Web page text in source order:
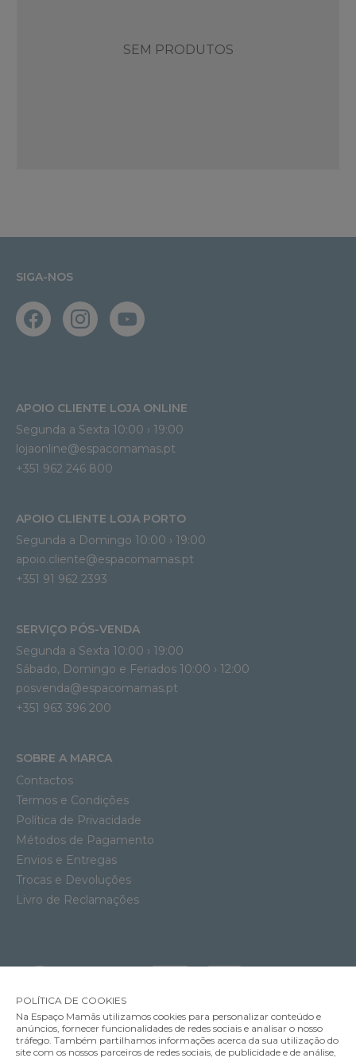
SEM PRODUTOS
SIGA-NOS
APOIO CLIENTE LOJA ONLINE
Segunda a Sexta 10:00 › 19:00
lojaonline@espacomamas.pt
+351 962 246 800
APOIO CLIENTE LOJA PORTO
Segunda a Domingo 10:00 › 19:00
apoio.cliente@espacomamas.pt
+351 91 962 2393
SERVIÇO PÓS-VENDA
Segunda a Sexta 10:00 › 19:00
Sábado, Domingo e Feriados 10:00 › 12:00
posvenda@espacomamas.pt
+351 963 396 200
SOBRE A MARCA
Contactos
Termos e Condições
Política de Privacidade
Métodos de Pagamento
Envios e Entregas
Trocas e Devoluções
Livro de Reclamações
POLÍTICA DE COOKIES
Na Espaço Mamãs utilizamos cookies para personalizar conteúdo e
anúncios, fornecer funcionalidades de redes sociais e analisar o nosso
tráfego. Também partilhamos informações acerca da sua utilização do
site com os nossos parceiros de redes sociais, de publicidade e de análise,